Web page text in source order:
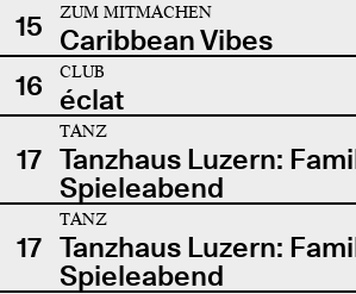
15
ZUM MITMACHEN
Caribbean Vibes
16
CLUB
éclat
17
TANZ
Tanzhaus Luzern:
Spieleabend
17
TANZ
Tanzhaus Luzern:
Spieleabend